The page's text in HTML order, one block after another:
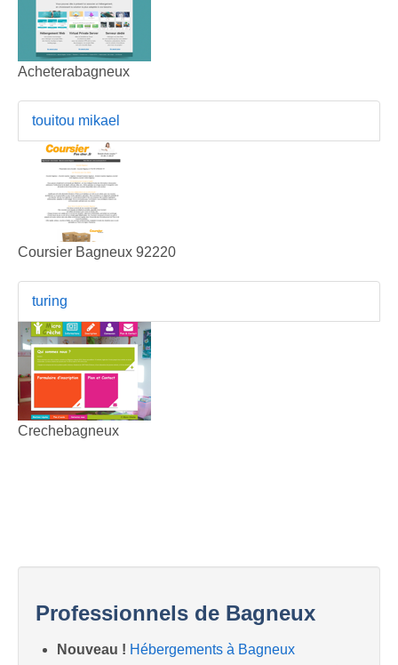
Acheterabagneux
touitou mikael
Coursier Bagneux 92220
turing
Crechebagneux
Professionnels de Bagneux
Nouveau ! Hébergements à Bagneux